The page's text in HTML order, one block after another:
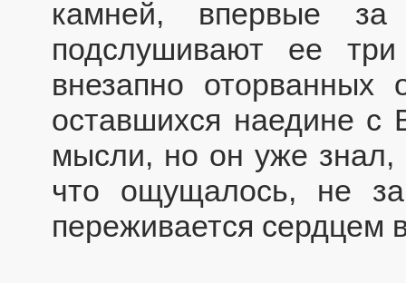
камней, впервые за
подслушивают ее
внезапно оторванных
оставшихся наедине с
мысли, но он уже знал,
что ощущалось, не
переживается сердцем